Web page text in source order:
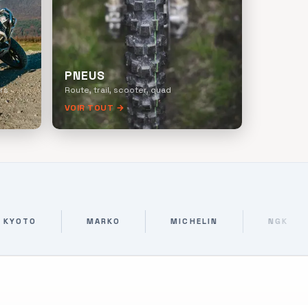
PNEUS
Route, trail, scooter, quad
VOIR TOUT →
MARKO MICHELIN NGK OSONE